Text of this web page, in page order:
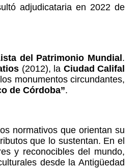
adjudicataria en 2022 de
del Patrimonio Mundial .
(2012), la Ciudad Califal
monumentos circundantes,
de Córdoba”.
normativos que orientan su
que lo sustentan. En el
y reconocibles del mundo,
desde la Antigüedad